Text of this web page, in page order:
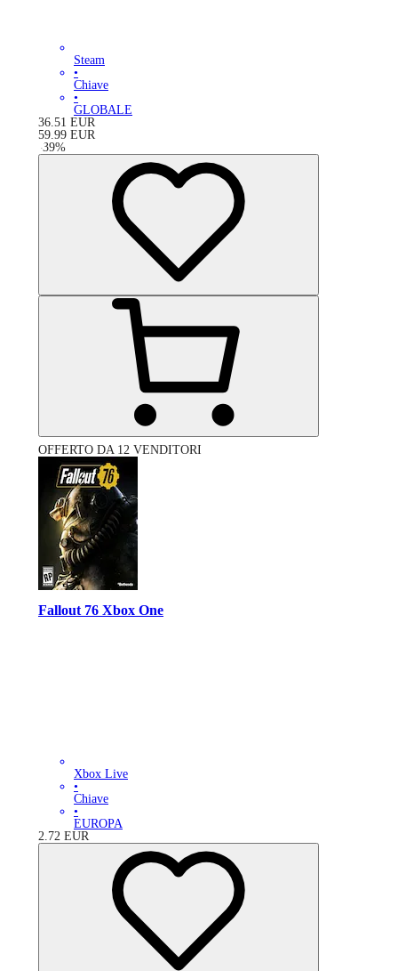
Steam
•
Chiave
•
GLOBALE
36.51 EUR
59.99 EUR
-39%
OFFERTO DA 12 VENDITORI
Fallout 76 Xbox One
Xbox Live
•
Chiave
•
EUROPA
2.72 EUR